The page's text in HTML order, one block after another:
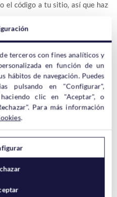
el código a tu sitio, así que haz
Las dos primeras son para
mientras que la última es por si
enviarle la información y
CMS como WordPress
terceros con fines analíticos y
en función de un
hábitos de navegación. Puedes
pulsando en "Configurar",
clic en "Aceptar", o
Para más información
.